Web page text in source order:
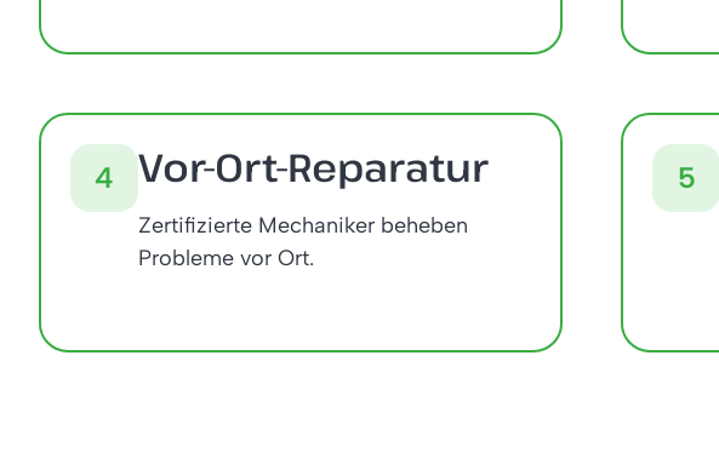
4 Vor-Ort-Reparatur
Zertifizierte Mechaniker beheben
Probleme vor Ort.
5